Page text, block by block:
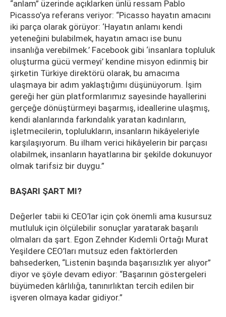
“anlam” üzerinde açıklarken ünlü ressam Pablo
Picasso’ya referans veriyor: “Picasso hayatın amacını
iki parça olarak görüyor: ‘Hayatın anlamı kendi
yeteneğini bulabilmek, hayatın amacı ise bunu
insanlığa verebilmek.’ Facebook gibi ‘insanlara topluluk
oluşturma gücü vermeyi’ kendine misyon edinmiş bir
şirketin Türkiye direktörü olarak, bu amacıma
ulaşmaya bir adım yaklaştığımı düşünüyorum. İşim
gereği her gün platformlarımız sayesinde hayallerini
gerçeğe dönüştürmeyi başarmış, ideallerine ulaşmış,
kendi alanlarında farkındalık yaratan kadınların,
işletmecilerin, toplulukların, insanların hikâyeleriyle
karşılaşıyorum. Bu ilham verici hikâyelerin bir parçası
olabilmek, insanların hayatlarına bir şekilde dokunuyor
olmak tarifsiz bir duygu.”
BAŞARI ŞART MI?
Değerler tabii ki CEO’lar için çok önemli ama kusursuz
mutluluk için ölçülebilir sonuçlar yaratarak başarılı
olmaları da şart. Egon Zehnder Kıdemli Ortağı Murat
Yeşildere CEO’ları mutsuz eden faktörlerden
bahsederken, “Listenin başında başarısızlık yer alıyor”
diyor ve şöyle devam ediyor: “Başarının göstergeleri
büyümeden kârlılığa, tanınırlıktan tercih edilen bir
işveren olmaya kadar gidiyor.”